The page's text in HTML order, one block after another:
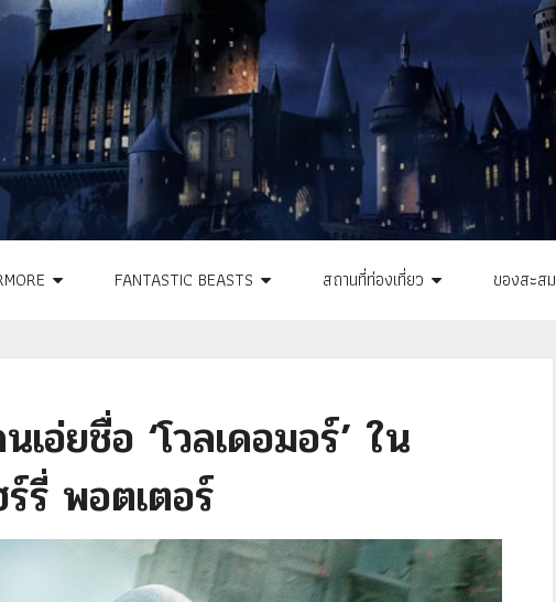
FANTASTIC BEASTS สถานที่ท่องเที่ยว ของสะสม
อ่ยชื่อ ‘โวลเดอมอร์’ ใน
รี่ พอตเตอร์